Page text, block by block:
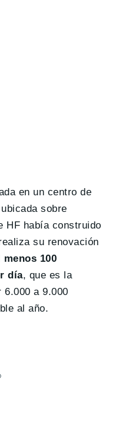
en un centro de
sobre
HF había construido
su renovación
100
día, que es la
6.000 a 9.000
al año.